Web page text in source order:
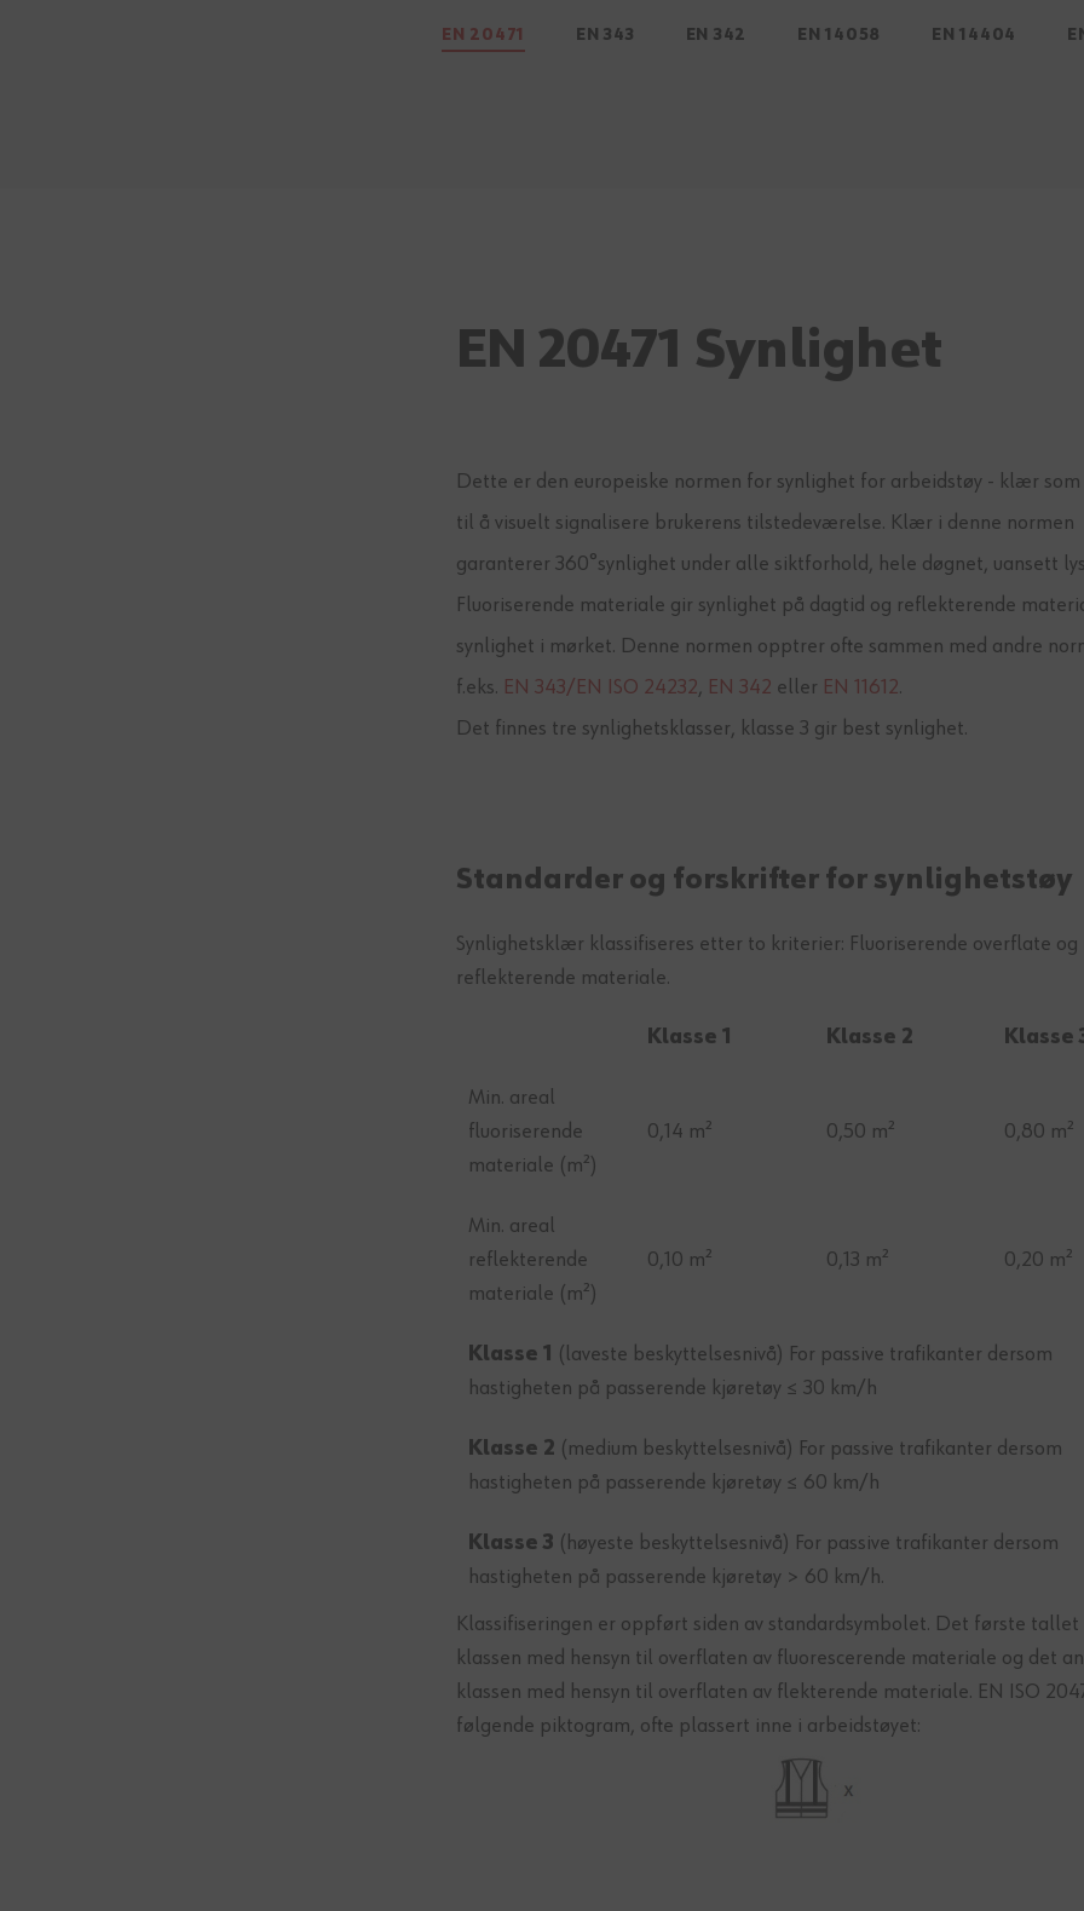
EN 20471 EN 343 EN 342 EN 14058 EN 14404
EN 20471 Synlighet
Dette er den europeiske normen for synlighet for arbeidstøy - klær som
til å visuelt signalisere brukerens tilstedeværelse. Klær i denne normen
garanterer 360°synlighet under alle siktforhold, hele døgnet, uansett
Fluoriserende materiale gir synlighet på dagtid og reflekterende
synlighet i mørket. Denne normen opptrer ofte sammen med andre
f.eks. EN 343/EN ISO 24232, EN 342 eller EN 11612.
Det finnes tre synlighetsklasser, klasse 3 gir best synlighet.
Standarder og forskrifter for synlighetstøy
Synlighetsklær klassifiseres etter to kriterier: Fluoriserende overflate og
reflekterende materiale.
Klasse 1 Klasse 2 Klasse
Min. areal
fluoriserende
materiale (m²)
0,14 m² 0,50 m² 0,80 m²
Min. areal
reflekterende
materiale (m²)
0,10 m² 0,13 m² 0,20 m²
Klasse 1
(laveste beskyttelsesnivå) For passive trafikanter dersom
hastigheten på passerende kjøretøy ≤ 30 km/h
Klasse 2 (medium beskyttelsesnivå) For passive trafikanter dersom
hastigheten på passerende kjøretøy ≤ 60 km/h
Klasse 3 (høyeste beskyttelsesnivå) For passive trafikanter dersom
hastigheten på passerende kjøretøy > 60 km/h.
Klassifiseringen er oppført siden av standardsymbolet. Det første tallet
klassen med hensyn til overflaten av fluorescerende materiale og det
klassen med hensyn til overflaten av flekterende materiale. EN ISO
følgende piktogram, ofte plassert inne i arbeidstøyet: